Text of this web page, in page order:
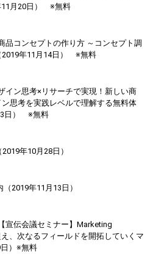
11月20日） ※無料
品コンセプトの作り方 ～コンセプト調
2019年11月14日） ※無料
イン思考×リサーチで実現！新しい商
思考を実践レベルで理解する無料体
日） ※無料
年10月28日）
2019年11月13日）
宣伝会議セミナー】Marketing
、次なるフィールドを開拓していくマ
）※無料